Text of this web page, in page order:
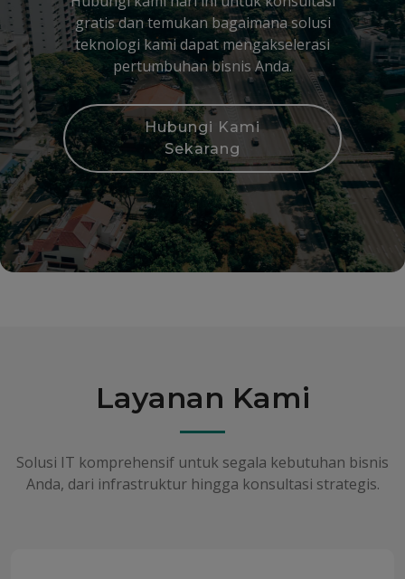
gratis dan temukan bagaimana solusi
teknologi kami dapat mengakselerasi
pertumbuhan bisnis Anda.
Hubungi Kami
Sekarang
Layanan Kami
Solusi IT komprehensif untuk segala kebutuhan bisnis
Anda, dari infrastruktur hingga konsultasi strategis.